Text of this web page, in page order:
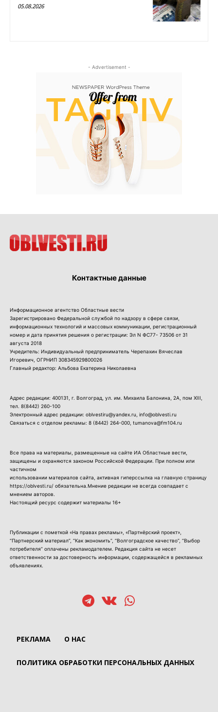
05.08.2026
- Advertisement -
Контактные данные
Информационное агентство Областные вести
Зарегистрировано Федеральной службой по надзору в сфере связи,
информационных технологий и массовых коммуникации, регистрационный
номер и дата принятия решения о регистрации: Эл N ФС77- 73506 от 31
августа 2018
Учредитель: Индивидуальный предприниматель Черепахин Вячеслав
Игоревич, ОГРНИП 308345929800026
Главный редактор: Альбова Екатерина Николаевна
Адрес редакции: 400131, г. Волгоград, ул. им. Михаила Балонина, 2А, пом XIII,
тел. 8(8442) 260-100
Электронный адрес редакции: oblvestiru@yandex.ru, info@oblvesti.ru
Связаться с отделом рекламы: 8 (8442) 264-000 , tumanova@fm104.ru
Все права на материалы, размещенные на сайте ИА Областные вести,
защищены и охраняются законом Российской Федерации. При полном или
частичном
использовании материалов сайта, активная гиперссылка на главную страницу
https://oblvesti.ru/ обязательна.Мнение редакции не всегда совпадает с
мнением авторов.
Настоящий ресурс содержит материалы 16+
Публикации с пометкой «На правах рекламы», «Партнёрский проект»,
“Партнерский материал”, “Как экономить”, “Волгоградское качество”, “Выбор
потребителя” оплачены рекламодателем. Редакция сайта не несет
ответственности за достоверность информации, содержащейся в рекламных
объявлениях.
РЕКЛАМА О НАС
ПОЛИТИКА ОБРАБОТКИ ПЕРСОНАЛЬНЫХ ДАННЫХ